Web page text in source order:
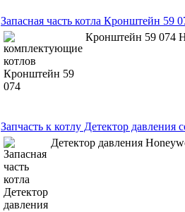
Запасная часть котла Кронштейн 59
Кронштейн 59 074
Запчасть к котлу Детектор давления
Детектор давления